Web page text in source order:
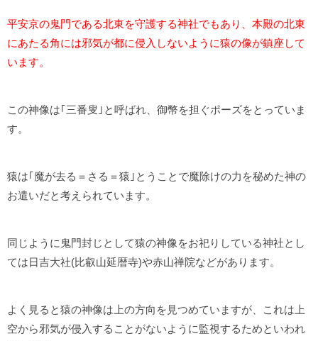
平安京の鬼門である北東を守護する神社でもあり、本殿の北東
にあたる角には邪気が都に侵入しないように猿の像が鎮座して
います。
この神像は｢三番叟｣と呼ばれ、御幣を担ぐポーズをとっていま
す。
猿は｢魔が去る＝さる＝猿｣とうことで魔除けの力を秘めた神の
お遣いだと考えられています。
同じように鬼門封じとして猿の神像をお祀りしている神社とし
ては日吉大社(比叡山延暦寺)や赤山禅院などがあります。
よく見ると猿の神像は上の方向を見つめていますが、これは上
空から邪気が侵入することがないように監視するためといわれ